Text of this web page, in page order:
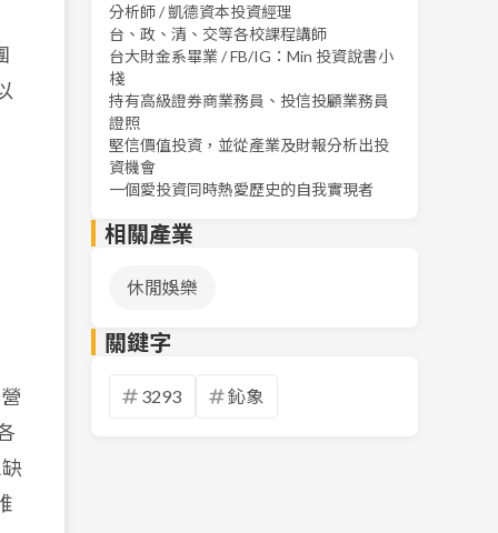
分析師 / 凱德資本投資經理
台、政、清、交等各校課程講師
台大財金系畢業 / FB/IG：Min 投資說書小
棧
持有高級證券商業務員、投信投顧業務員
證照
堅信價值投資，並從產業及財報分析出投
資機會
一個愛投資同時熱愛歷史的自我實現者
相關產業
休閒娛樂
關鍵字
3293 鈊象